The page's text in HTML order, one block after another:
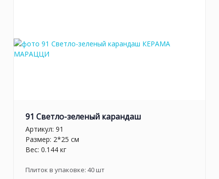
91 Светло-зеленый карандаш
Артикул: 91
Размер: 2*25 см
Вес: 0.144 кг
Плиток в упаковке: 40шт